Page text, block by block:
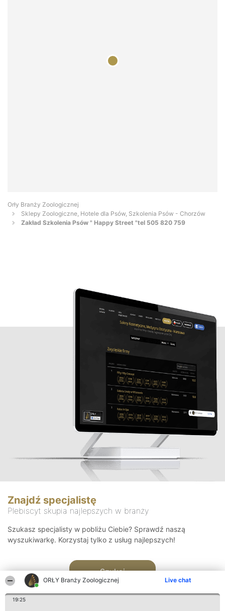
ORŁY Branży Zoologicznej Live chat
19:25
Orły Branży Zoologicznej
Sklepy Zoologiczne, Hotele dla Psów, Szkolenia Psów - Chorzów
Zakład Szkolenia Psów " Happy Street "tel 505 820 759
Znajdź specjalistę
Plebiscyt skupia najlepszych w branży
Szukasz specjalisty w pobliżu Ciebie? Sprawdź naszą
wyszukiwarkę. Korzystaj tylko z usług najlepszych!
Szukaj